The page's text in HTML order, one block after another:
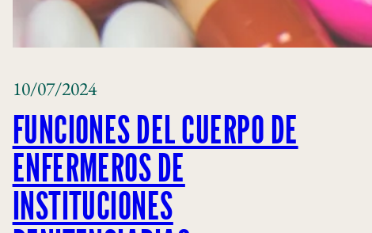
10/07/2024
FUNCIONES DEL CUERPO DE
ENFERMEROS DE
INSTITUCIONES